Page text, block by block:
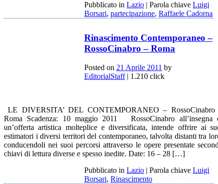
LE DIVERSITA’ DEL CONTEMPORANEO – RossoCinabro
Roma Scadenza: 10 maggio 2011 RossoCinabro all’insegna
un’offerta artistica molteplice e diversificata, intende offrire ai
estimatori i diversi territori del contemporaneo, talvolta distanti tra
conducendoli nei suoi percorsi attraverso le opere presentate
chiavi di lettura diverse e spesso inedite. Date: 16 – 28 […]
Pubblicato in Lazio | Parola chiave Luigi
Borsari, partecipazione, Raffaele Cadorna
Rinascimento Contemporaneo –
RossoCinabro – Roma
Posted on 21 Aprile 2011 by
EditorialStaff| 1.210 click
Pubblicato in Lazio | Parola chiave Luigi
Borsari, Rinascimento